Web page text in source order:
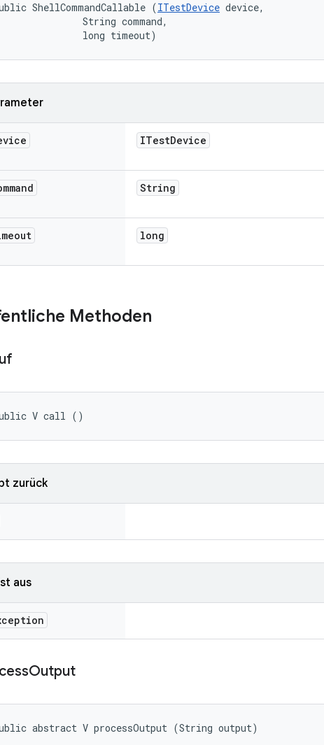
ShellCommandCallable (ITestDevice device,
String command,
long timeout)
ITestDevice
String
long
Methoden
V call ()
zurück
aus
Output
abstract V processOutput (String output)